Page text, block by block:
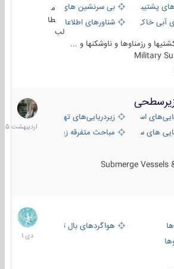
پشتیبانی
بی سرنشین های دریایی
خاکی و نیروبرشناورهای اطلاعاتی و جاسوسی
طا
لب
و رزمناوها و ناوشکنها و ...
Military
استراتژیکزیردریایی‌های تهاجمی
های سبک
مباحث متفرقه زیرسطحی
Submerge
31
1405
هواگردهای بال ثابت
12
دی
1401